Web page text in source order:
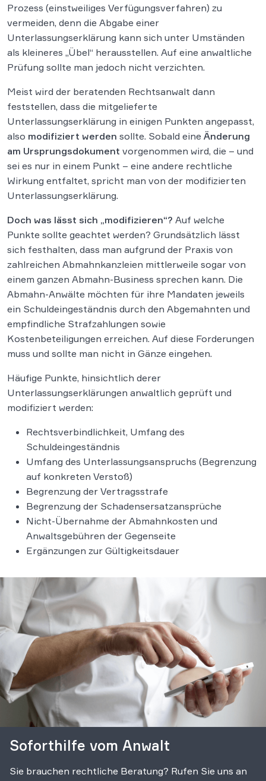
Prozess (einstweiliges Verfügungsverfahren) zu
vermeiden, denn die Abgabe einer
Unterlassungserklärung kann sich unter Umständen
als kleineres „Übel“ herausstellen. Auf eine anwaltliche
Prüfung sollte man jedoch nicht verzichten.
Meist wird der beratenden Rechtsanwalt dann
feststellen, dass die mitgelieferte
Unterlassungserklärung in einigen Punkten angepasst,
also modifiziert werden sollte. Sobald eine Änderung
am Ursprungsdokument vorgenommen wird, die – und
sei es nur in einem Punkt – eine andere rechtliche
Wirkung entfaltet, spricht man von der modifizierten
Unterlassungserklärung.
Doch was lässt sich „modifizieren“? Auf welche
Punkte sollte geachtet werden? Grundsätzlich lässt
sich festhalten, dass man aufgrund der Praxis von
zahlreichen Abmahnkanzleien mittlerweile sogar von
einem ganzen Abmahn-Business sprechen kann. Die
Abmahn-Anwälte möchten für ihre Mandaten jeweils
ein Schuldeingeständnis durch den Abgemahnten und
empfindliche Strafzahlungen sowie
Kostenbeteiligungen erreichen. Auf diese Forderungen
muss und sollte man nicht in Gänze eingehen.
Häufige Punkte, hinsichtlich derer
Unterlassungserklärungen anwaltlich geprüft und
modifiziert werden:
Rechtsverbindlichkeit, Umfang des
Schuldeingeständnis
Umfang des Unterlassungsanspruchs (Begrenzung
auf konkreten Verstoß)
Begrenzung der Vertragsstrafe
Begrenzung der Schadensersatzansprüche
Nicht-Übernahme der Abmahnkosten und
Anwaltsgebühren der Gegenseite
Ergänzungen zur Gültigkeitsdauer
Soforthilfe vom Anwalt
Sie brauchen rechtliche Beratung? Rufen Sie uns an